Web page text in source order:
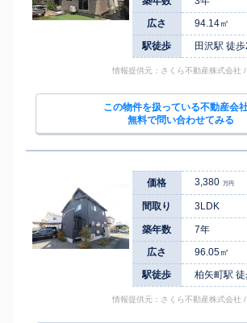
広さ
94.14㎡
駅徒歩
田沢駅 徒
情報提供元：さくら不動産株式会
この物件を扱っている不動産会
無料で問い合わせてみる
価格 3,380 万円
間取り 3LDK
築年数
7年
広さ
96.05㎡
駅徒歩
柏矢町駅
情報提供元：さくら不動産株式会